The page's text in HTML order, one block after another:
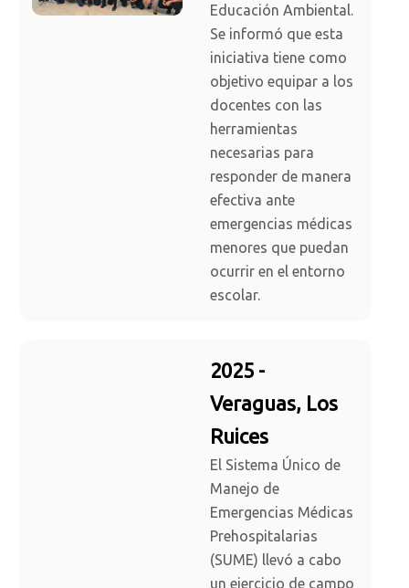
Educación Ambiental.
Se informó que esta
iniciativa tiene como
objetivo equipar a los
docentes con las
herramientas
necesarias para
responder de manera
efectiva ante
emergencias médicas
menores que puedan
ocurrir en el entorno
escolar.
2025 -
Veraguas, Los
Ruices
El Sistema Único de
Manejo de
Emergencias Médicas
Prehospitalarias
(SUME) llevó a cabo
un ejercicio de campo